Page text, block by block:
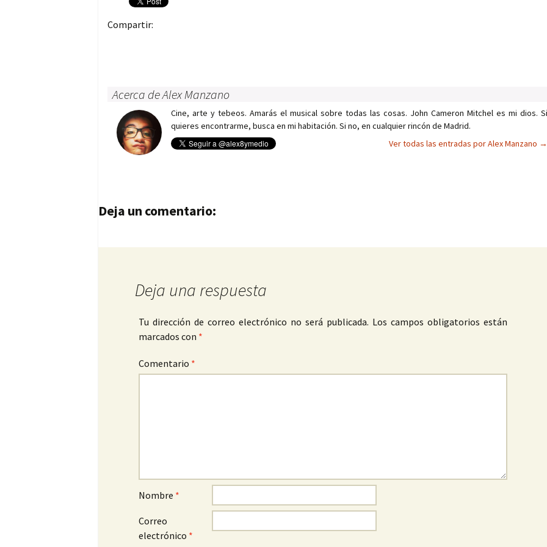
Compartir:
Acerca de Alex Manzano
Cine, arte y tebeos. Amarás el musical sobre todas las cosas. John Cameron Mitchel es mi dios. Si
quieres encontrarme, busca en mi habitación. Si no, en cualquier rincón de Madrid.
Ver todas las entradas por Alex Manzano →
Navegación de entradas
Deja un comentario:
Deja una respuesta
Tu dirección de correo electrónico no será publicada. Los campos obligatorios están
marcados con *
Comentario *
Nombre *
Correo
electrónico *